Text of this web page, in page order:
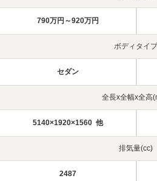
790万円～920万円
ボディタイプ
セダン
全長x全幅x全高
5140×1920×1560 他
排気量(cc)
2487